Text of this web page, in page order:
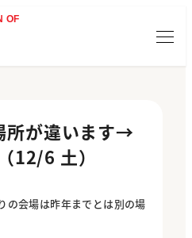
所が違います→
12/6 土）
の会場は昨年までとは別の場